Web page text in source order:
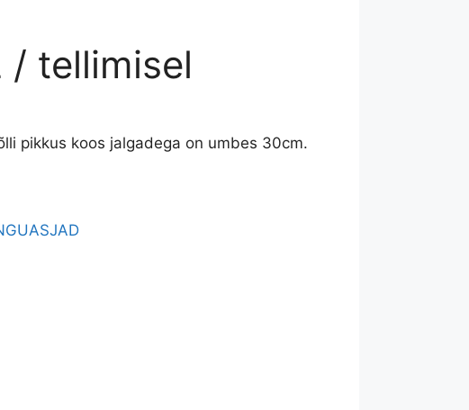
/ tellimisel
pikkus koos jalgadega on umbes 30cm.